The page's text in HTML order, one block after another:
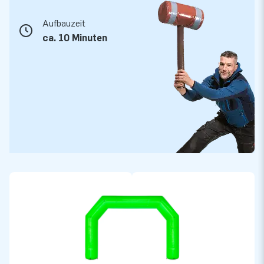
ein zuverlässiges, professionelles Inflatable, das viele Jahre
hält.
Aufbauzeit
ca. 10 Minuten